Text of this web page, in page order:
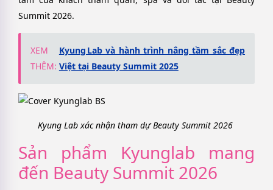
Summit 2026.
XEM
THÊM:
Kyung Lab và hành trình nâng tầm sắc đẹp
Việt tại Beauty Summit 2025
Kyung Lab xác nhận tham dự Beauty Summit 2026
Sản phẩm Kyunglab mang
đến Beauty Summit 2026